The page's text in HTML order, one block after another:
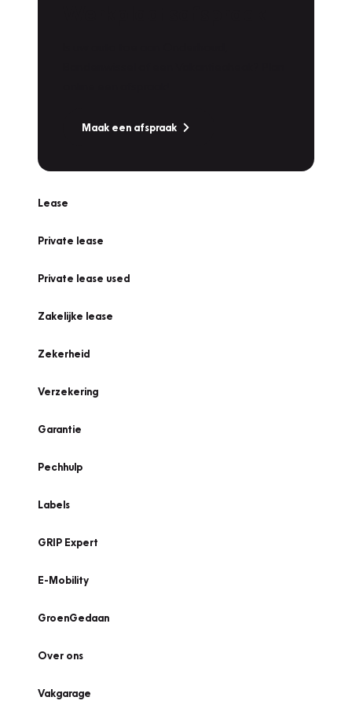
Maak een afspraak
Lease
Private lease
Private lease used
Zakelijke lease
Zekerheid
Verzekering
Garantie
Pechhulp
Labels
GRIP Expert
E-Mobility
GroenGedaan
Over ons
Vakgarage